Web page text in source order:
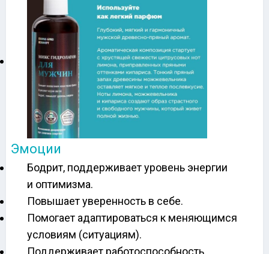
Эмоции
Бодрит, поддерживает уровень энергии
и оптимизма.
Повышает уверенность в себе.
Помогает адаптироваться к меняющимся
условиям (ситуациям).
Поддерживает работоспособность.